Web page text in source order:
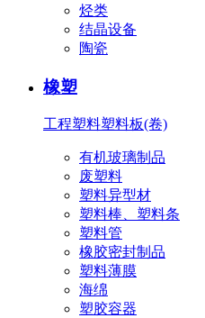
烃类
结晶设备
陶瓷
橡塑
工程塑料塑料板(卷)
有机玻璃制品
废塑料
塑料异型材
塑料棒、塑料条
塑料管
橡胶密封制品
塑料薄膜
海绵
塑胶容器